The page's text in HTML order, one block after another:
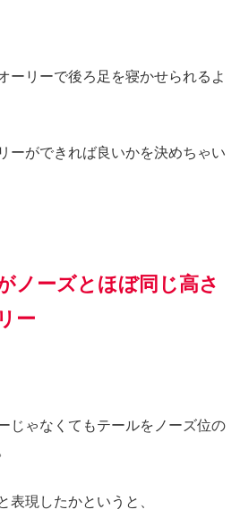
ーリーで後ろ足を寝かせられるよ
ーができれば良いかを決めちゃい
ノーズとほぼ同じ高さ
ー
じゃなくてもテールをノーズ位の
表現したかというと、